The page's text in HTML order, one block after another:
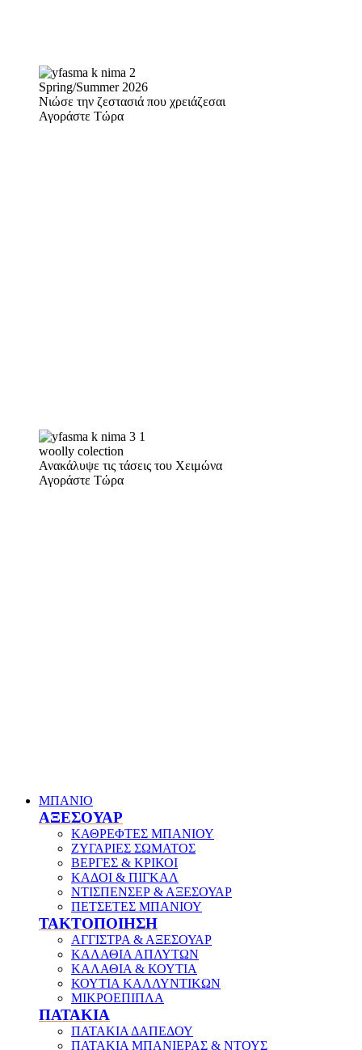
Spring/Summer 2026
Νιώσε την ζεστασιά που χρειάζεσαι
Αγοράστε Τώρα
woolly colection
Ανακάλυψε τις τάσεις του Χειμώνα
Αγοράστε Τώρα
ΜΠΑΝΙΟ
ΑΞΕΣΟΥΑΡ
ΚΑΘΡΕΦΤΕΣ ΜΠΑΝΙΟΥ
ΖΥΓΑΡΙΕΣ ΣΩΜΑΤΟΣ
ΒΕΡΓΕΣ & ΚΡΙΚΟΙ
ΚΑΔΟΙ & ΠΙΓΚΑΛ
ΝΤΙΣΠΕΝΣΕΡ & ΑΞΕΣΟΥΑΡ
ΠΕΤΣΕΤΕΣ ΜΠΑΝΙΟΥ
ΤΑΚΤΟΠΟΙΗΣΗ
ΑΓΓΙΣΤΡΑ & ΑΞΕΣΟΥΑΡ
ΚΑΛΑΘΙΑ ΑΠΛΥΤΩΝ
ΚΑΛΑΘΙΑ & ΚΟΥΤΙΑ
ΚΟΥΤΙΑ ΚΑΛΛΥΝΤΙΚΩΝ
ΜΙΚΡΟΕΠΙΠΛΑ
ΠΑΤΑΚΙΑ
ΠΑΤΑΚΙΑ ΔΑΠΕΔΟΥ
ΠΑΤΑΚΙΑ ΜΠΑΝΙΕΡΑΣ & ΝΤΟΥΣ